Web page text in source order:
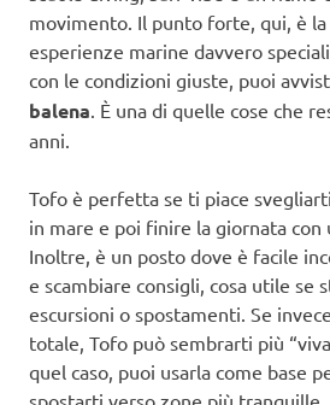
movimento. Il punto forte, qui, è
esperienze marine davvero
con le condizioni giuste, puoi
balena . È una di quelle cose che
anni.
Tofo è perfetta se ti piace
in mare e poi finire la giornata con
Inoltre, è un posto dove è facile
e scambiare consigli, cosa utile se
escursioni o spostamenti. Se
totale, Tofo può sembrarti più
quel caso, puoi usarla come base
spostarti verso zone più tranquille.